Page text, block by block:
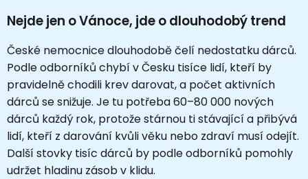
Nejde jen o Vánoce, jde o dlouhodobý trend
České nemocnice dlouhodobě čelí nedostatku dárců.
Podle odborníků chybí v Česku tisíce lidí, kteří by
pravidelně chodili krev darovat, a počet aktivních
dárců se snižuje. Je tu potřeba 60–80 000 nových
dárců každý rok, protože stárnou ti stávající a přibývá
lidí, kteří z darování kvůli věku nebo zdraví musí odejít.
Další stovky tisíc dárců by podle odborníků pomohly
udržet hladinu zásob v klidu.